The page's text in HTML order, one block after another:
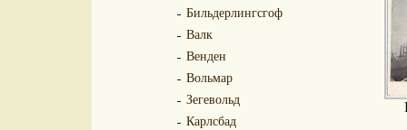
Бильдерлингсгоф
Валк
Венден
Вольмар
Зегевольд
Карлсбад